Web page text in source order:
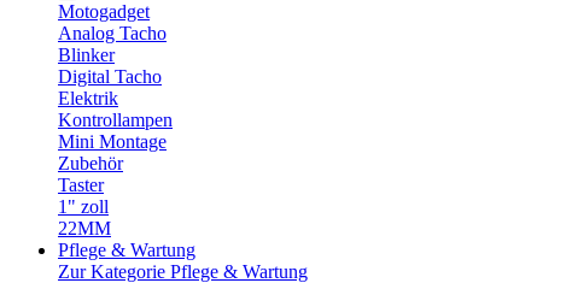
Motogadget
Analog Tacho
Blinker
Digital Tacho
Elektrik
Kontrollampen
Mini Montage
Zubehör
Taster
1" zoll
22MM
Pflege & Wartung
Zur Kategorie Pflege & Wartung